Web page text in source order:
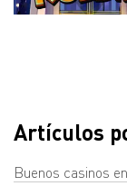
Artículos
Buenos casinos